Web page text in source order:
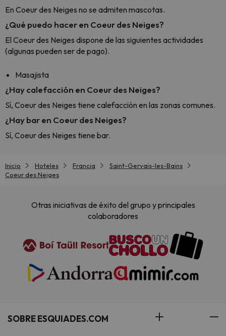
En Coeur des Neiges no se admiten mascotas.
¿Qué puedo hacer en Coeur des Neiges?
El Coeur des Neiges dispone de las siguientes actividades
(algunas pueden ser de pago).
Masajista
¿Hay calefacción en Coeur des Neiges?
Sí, Coeur des Neiges tiene calefacción en las zonas comunes.
¿Hay bar en Coeur des Neiges?
Sí, Coeur des Neiges tiene bar.
Inicio Hoteles Francia
Saint-Gervais-les-Bains
Coeur des Neiges
Otras iniciativas de éxito del grupo y principales
colaboradores
SOBRE ESQUIADES.COM